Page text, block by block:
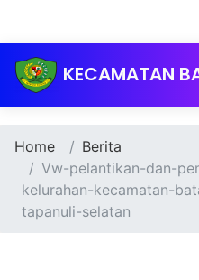
KECAMATAN
Home
Berita
Vw-pelantikan-dan-
kelurahan-kecamatan-
tapanuli-selatan